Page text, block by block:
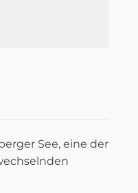
See, eine der